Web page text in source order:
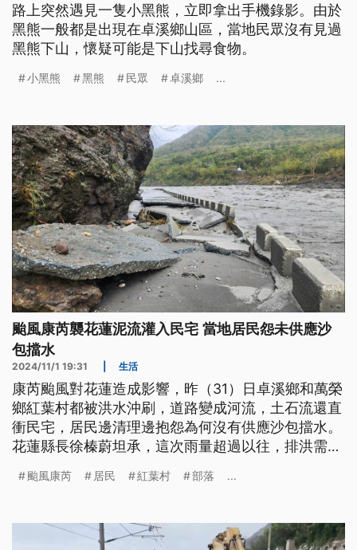
路上突然遇見一隻小黑熊，立即拿出手機錄影。由於
黑熊一般都是出現在卓溪鄉山區，當地民眾沒有見過
黑熊下山，懷疑可能是下山找尋食物。
小黑熊 黑熊 民眾 卓溪鄉 ...
颱風康芮襲花蓮泥流灌入民宅 當地居民怨未供應沙
包擋水
2024/11/1 19:31 生活
康芮颱風對花蓮造成影響，昨（31）日卓溪鄉和萬榮
鄉紅葉村都被洪水沖刷，道路變成河流，土石流還直
衝民宅，居民邊清理邊抱怨為何沒有供應沙包擋水。
花蓮縣長徐榛蔚坦承，這次雨量超過以往，排洪需要
道路花64縣道，因道路毀壞變成孤島，目前得先搶
颱風康芮 居民 紅葉村 部落 ...